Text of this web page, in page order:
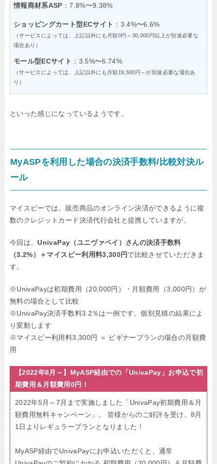
情報商材系ASP ：7.8%〜9.38%
ショッピングカート型ECサイト ：3.4%〜6.6%
（サービスによっては、上記以外にも月額0円～30,000円以上が別途必要な
場合あり）
モール型ECサイト ：3.5%〜6.74%
（サービスによっては、上記以外にも月額19,500円～が別途必要な場合あ
り）
といった感じになっているようです。
MyASPを利用した場合の決済手数料/比較対決ル
ール
マイスピーでは、販売商品のオンライン決済ができるように複
数のクレジットカード決済代行会社と提携していますが、
今回は、UnivaPay（ユニヴァペイ）さんの決済手数料
（3.2%）＋マイスピー利用料3,300円で比較させていただきま
す。
※UnivaPayは初期費用（20,000円）・月額費用（3,000円）が
無料の場合として比較
※UnivaPay決済手数料3.2％は一例です。個別見積の結果によ
り変動します
※マイスピー利用料3,300円 ＝ ビギナープランの場合の月額費
用
【2022年8月～】MyASP経由での「UnivaPay」お申込で初
期費用＆月額費用0円！
2022年5月～7月まで実施しました「UnivaPay初期費用＆月
額費用無料キャンペーン」。
皆様からのご好評を受け、8月
1日よりレギュラープランとなりました！
MyASP経由でUnivaPayにお申込いただくと、通常